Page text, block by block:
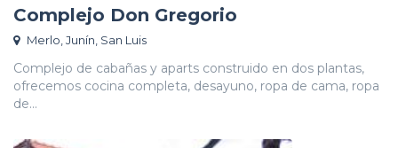
Complejo Don Gregorio
Merlo, Junín, San Luis
Complejo de cabañas y aparts construido en dos plantas,
ofrecemos cocina completa, desayuno, ropa de cama, ropa
de...